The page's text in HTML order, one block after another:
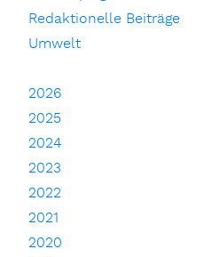
Redaktionelle Beiträge
Umwelt
2026
2025
2024
2023
2022
2021
2020